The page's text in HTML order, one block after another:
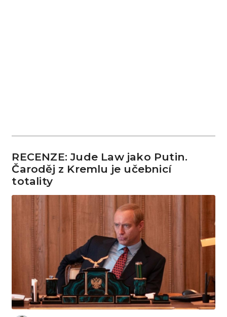
RECENZE: Jude Law jako Putin.
Čaroděj z Kremlu je učebnicí
totality